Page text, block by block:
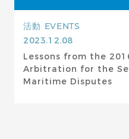
活動 EVENTS
2023.12.08
Lessons from the
Arbitration for the
Maritime Disputes